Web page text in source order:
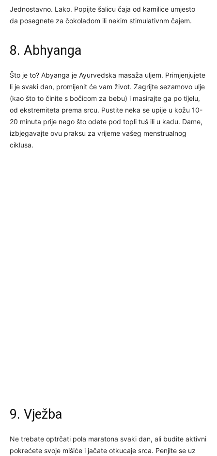
Jednostavno. Lako. Popijte šalicu čaja od kamilice umjesto
da posegnete za čokoladom ili nekim stimulativnm čajem.
8. Abhyanga
Što je to? Abyanga je Ayurvedska masaža uljem. Primjenjujete
li je svaki dan, promijenit će vam život. Zagrijte sezamovo ulje
(kao što to činite s bočicom za bebu) i masirajte ga po tijelu,
od ekstremiteta prema srcu. Pustite neka se upije u kožu 10-
20 minuta prije nego što odete pod topli tuš ili u kadu. Dame,
izbjegavajte ovu praksu za vrijeme vašeg menstrualnog
ciklusa.
9. Vježba
Ne trebate optrčati pola maratona svaki dan, ali budite aktivni
pokrećete svoje mišiće i jačate otkucaje srca. Penjite se uz